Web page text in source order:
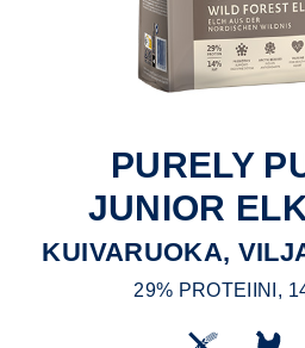
PURELY
JUNIOR
KUIVARUOKA,
29% PROTEIINI,